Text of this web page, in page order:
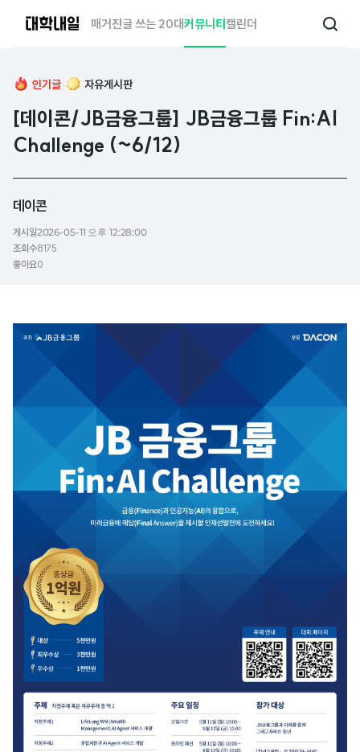
매거진글 쓰는 20대커뮤니티캘린더
검
인기글 자유게시판
[데이콘/JB금융그룹] JB금융그룹 Fin:AI
Challenge (~6/12)
데이콘
게시일2026-05-11 오후 12:28:00
조회수8175
좋아요0